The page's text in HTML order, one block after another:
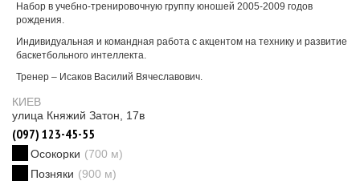
Набор в учебно-тренировочную группу юношей 2005-2009 годов
рождения.
Индивидуальная и командная работа с акцентом на технику и развитие
баскетбольного интеллекта.
Тренер – Исаков Василий Вячеславович.
КИЕВ
улица Княжий Затон, 17в
(097) 123-45-55
Осокорки (700 м)
Позняки (900 м)